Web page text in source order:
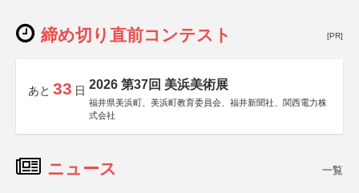
締め切り直前コンテスト [PR]
あと 33 日 2026 第37回 美浜美術展
福井県美浜町、美浜町教育委員会、福井新聞社、関西電力株
式会社
ニュース 一覧